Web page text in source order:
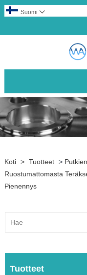
Suomi 
Koti > Tuotteet >
Ruostumattomasta
Pienennys
Tuotteet